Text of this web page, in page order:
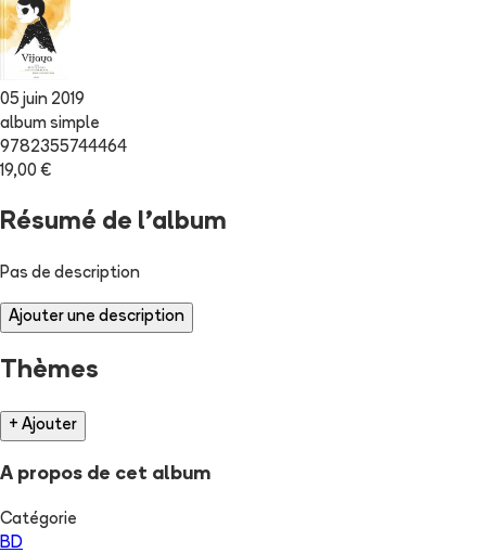
05 juin 2019
album simple
9782355744464
19,00 €
Résumé de l'album
Pas de description
Ajouter une description
Thèmes
+ Ajouter
A propos de cet album
Catégorie
BD